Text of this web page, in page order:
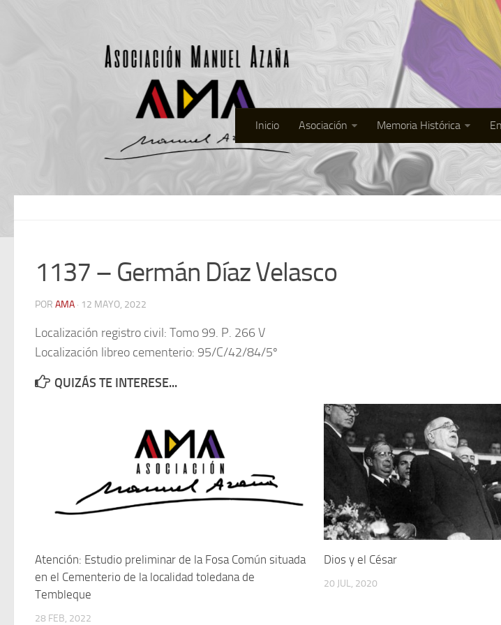
Inicio Asociación Memoria Histórica
1137 – Germán Díaz Velasco
POR AMA · 12 MAYO, 2022
Localización registro civil: Tomo 99. P. 266 V
Localización libreo cementerio: 95/C/42/84/5º
QUIZÁS TE INTERESE...
Atención: Estudio preliminar de la Fosa Común situada
en el Cementerio de la localidad toledana de
Tembleque
28 FEB, 2022
Dios y el César
20 JUL, 2020